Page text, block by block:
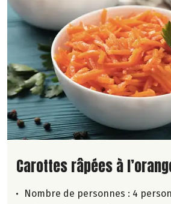
Lire la suite de la recette
Carottes râpées à
Nombre de personnes : 4